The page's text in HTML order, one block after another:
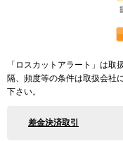
「ロスカットアラート」は
隔、頻度等の条件は取扱会社
下さい。
差金決済取引